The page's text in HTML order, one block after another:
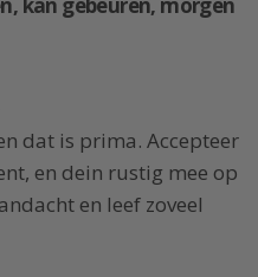
dat is prima. Accepteer
en dein rustig mee op
en leef zoveel